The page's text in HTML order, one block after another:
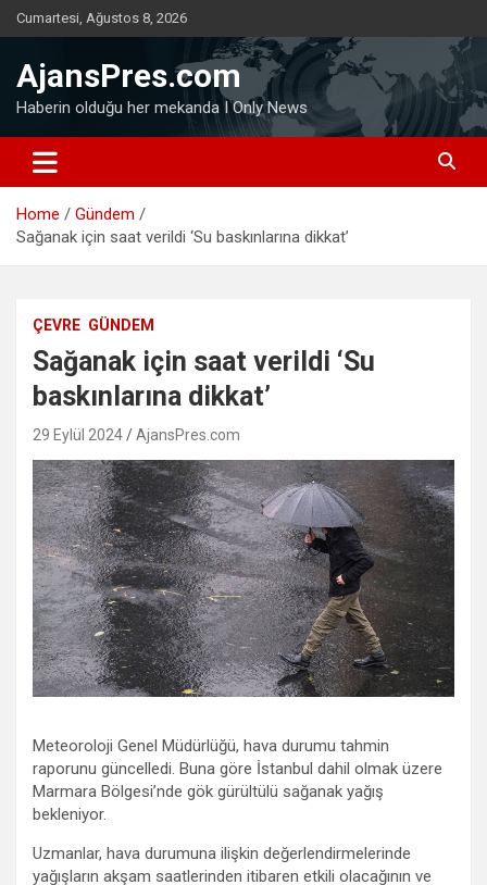
Skip
to
Cumartesi, Ağustos 8, 2026
AjansPres.com
Haberin olduğu her mekanda I Only News
Home
Gündem
Sağanak için saat verildi ‘Su baskınlarına dikkat’
ÇEVRE GÜNDEM
Sağanak için saat verildi ‘Su
baskınlarına dikkat’
29 Eylül 2024 AjansPres.com
Meteoroloji Genel Müdürlüğü, hava durumu tahmin
raporunu güncelledi. Buna göre İstanbul dahil olmak üzere
Marmara Bölgesi’nde gök gürültülü sağanak yağış
bekleniyor.
Uzmanlar, hava durumuna ilişkin değerlendirmelerinde
yağışların akşam saatlerinden itibaren etkili olacağının ve